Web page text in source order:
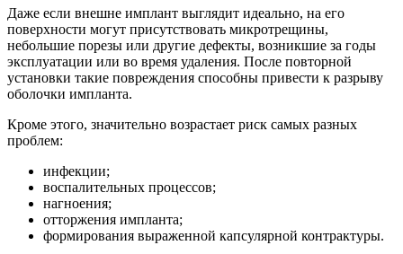
Даже если внешне имплант выглядит идеально, на его
поверхности могут присутствовать микротрещины,
небольшие порезы или другие дефекты, возникшие за годы
эксплуатации или во время удаления. После повторной
установки такие повреждения способны привести к разрыву
оболочки импланта.
Кроме этого, значительно возрастает риск самых разных
проблем:
инфекции;
воспалительных процессов;
нагноения;
отторжения импланта;
формирования выраженной капсулярной контрактуры.